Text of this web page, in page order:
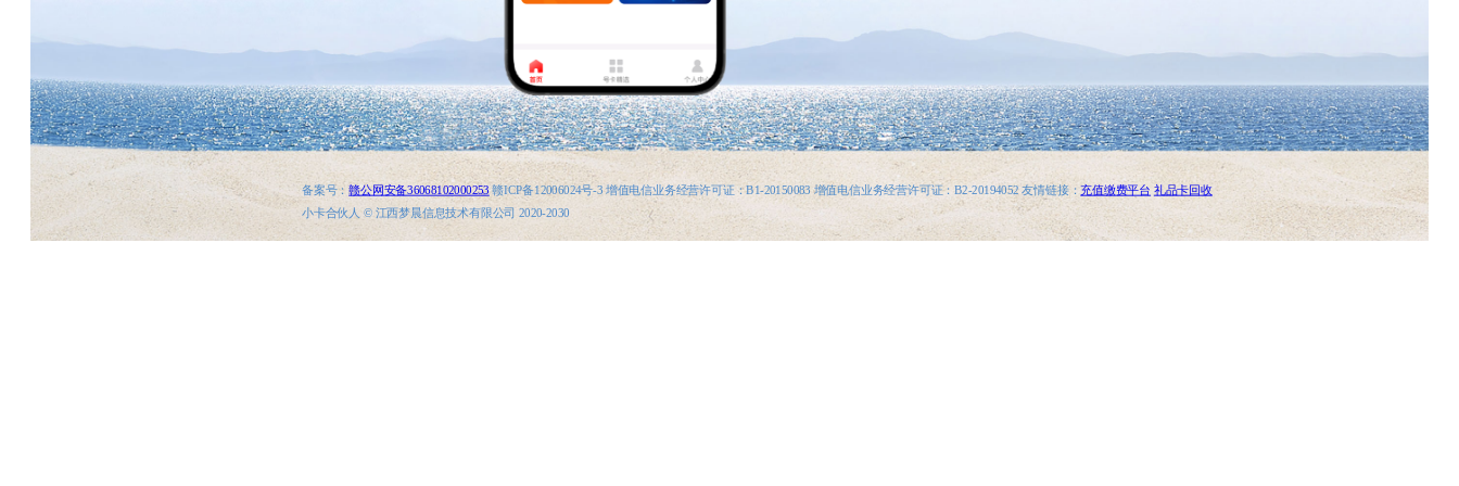
备案号：赣公网安备36068102000253赣ICP备12006024号-3 增值电信业务经营许可证：B1-20150083 增值电信业务经营许可证：B2-20194052 友情链接：充值缴费平台 礼品卡回收
小卡合伙人 © 江西梦晨信息技术有限公司 2020-2030